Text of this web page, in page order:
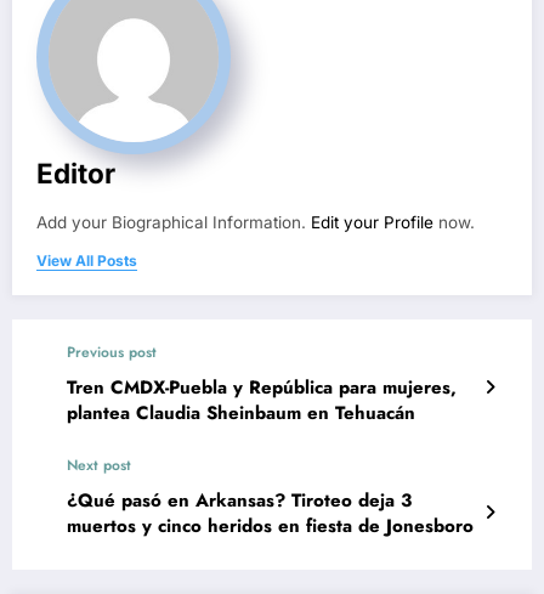
Editor
Add your Biographical Information. Edit your Profile now.
View All Posts
Previous post
Tren CMDX-Puebla y República para mujeres,
plantea Claudia Sheinbaum en Tehuacán
Next post
¿Qué pasó en Arkansas? Tiroteo deja 3
muertos y cinco heridos en fiesta de Jonesboro